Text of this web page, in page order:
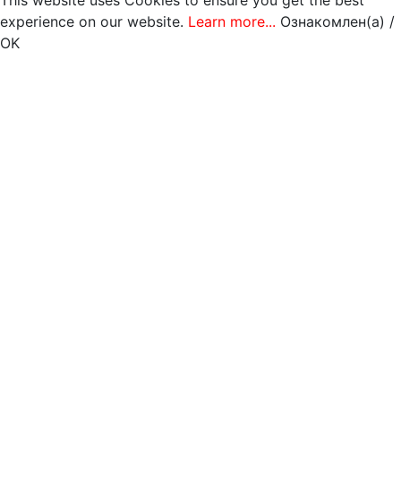
experience on our website. Learn more... Ознакомлен(а) /
OK